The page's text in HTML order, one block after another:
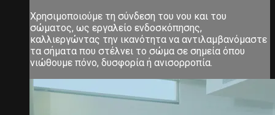
Χρησιμοποιούμε τη σύνδεση του νου και του
σώματος, ως εργαλείο ενδοσκόπησης,
καλλιεργώντας την ικανότητα να αντιλαμβανόμαστε
τα σήματα που στέλνει το σώμα σε σημεία όπου
νιώθουμε πόνο, δυσφορία ή ανισορροπία.